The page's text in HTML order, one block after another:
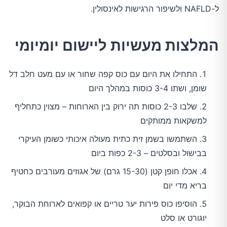
ל-NAFLD ולשיפור הרגישות לאינסולין.
המלצות מעשיות ליישום יומיומי
התחילו את היום עם כוס קפה שחור או עם מעט חלב דל
שומן, ושתו 3-4 כוסות במהלך היום
שלבו 2-3 כוסות תה ירוק בין הארוחות – מצוין כתחליף
למשקאות ממותקים
השתמשו בשמן זית כתית מעולה איכותי כשומן העיקרי
בבישול ובסלטים – 2-3 כפות ביום
אכלו חופן קטן (15-30 גרם) של אגוזים מעורבים כחטיף
בריא מדי יום
הוסיפו כוס פירות יער טריים או קפואים לארוחת הבוקר,
יוגורט או סלט